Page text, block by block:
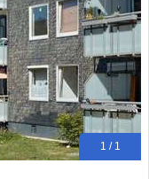
1 / 1